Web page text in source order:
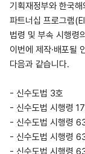
기획재정부와 한국
파트너십 프로그램
법령 및 부속 시행령
이번에 제작·배포될
다음과 같습니다.
- 신수도법 3호
- 신수도법 시행령
- 신수도법 시행령
- 신수도법 시행령
- 신수도법 시행령